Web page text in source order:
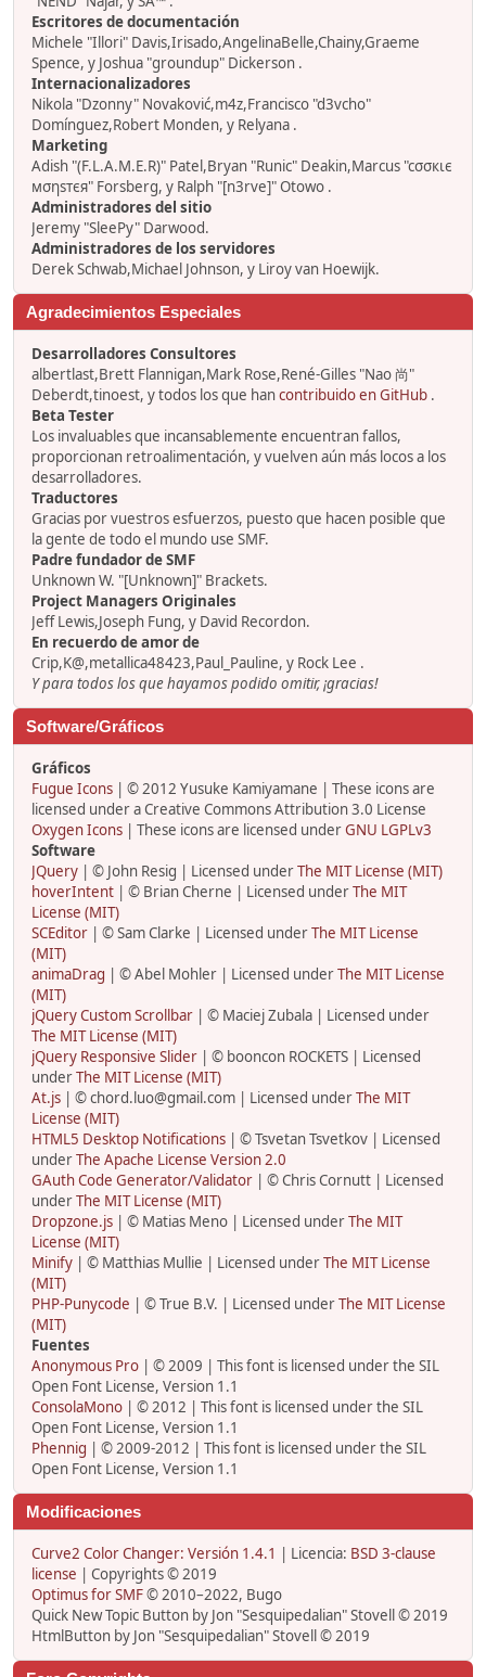
Escritores de documentación
Michele "Illori" Davis,Irisado,AngelinaBelle,Chainy,Graeme
Spence, y Joshua "groundup" Dickerson .
Internacionalizadores
Nikola "Dzonny" Novaković,m4z,Francisco "d3vcho"
Domínguez,Robert Monden, y Relyana .
Marketing
Adish "(F.L.A.M.E.R)" Patel,Bryan "Runic" Deakin,Marcus "cσσкιє
мσηѕтєя" Forsberg, y Ralph "[n3rve]" Otowo .
Administradores del sitio
Jeremy "SleePy" Darwood.
Administradores de los servidores
Derek Schwab,Michael Johnson, y Liroy van Hoewijk.
Agradecimientos Especiales
Desarrolladores Consultores
albertlast,Brett Flannigan,Mark Rose,René-Gilles "Nao 尚"
Deberdt,tinoest, y todos los que hancontribuido en GitHub .
Beta Tester
Los invaluables que incansablemente encuentran fallos,
proporcionan retroalimentación, y vuelven aún más locos a los
desarrolladores.
Traductores
Gracias por vuestros esfuerzos, puesto que hacen posible que
la gente de todo el mundo use SMF.
Padre fundador de SMF
Unknown W. "[Unknown]" Brackets.
Project Managers Originales
Jeff Lewis,Joseph Fung, y David Recordon.
En recuerdo de amor de
Crip,K@,metallica48423,Paul_Pauline, y Rock Lee .
Y para todos los que hayamos podido omitir, ¡gracias!
Software/Gráficos
Gráficos
Fugue Icons | © 2012 Yusuke Kamiyamane | These icons are
licensed under a Creative Commons Attribution 3.0 License
Oxygen Icons | These icons are licensed underGNU LGPLv3
Software
JQuery | © John Resig | Licensed underThe MIT License (MIT)
hoverIntent | © Brian Cherne | Licensed underThe MIT
License (MIT)
SCEditor | © Sam Clarke | Licensed underThe MIT License
(MIT)
animaDrag | © Abel Mohler | Licensed underThe MIT License
(MIT)
jQuery Custom Scrollbar | © Maciej Zubala | Licensed under
The MIT License (MIT)
jQuery Responsive Slider | © booncon ROCKETS | Licensed
underThe MIT License (MIT)
At.js | © chord.luo@gmail.com | Licensed underThe MIT
License (MIT)
HTML5 Desktop Notifications | © Tsvetan Tsvetkov | Licensed
underThe Apache License Version 2.0
GAuth Code Generator/Validator | © Chris Cornutt | Licensed
underThe MIT License (MIT)
Dropzone.js | © Matias Meno | Licensed underThe MIT
License (MIT)
Minify | © Matthias Mullie | Licensed underThe MIT License
(MIT)
PHP-Punycode | © True B.V. | Licensed underThe MIT License
(MIT)
Fuentes
Anonymous Pro | © 2009 | This font is licensed under the SIL
Open Font License, Version 1.1
ConsolaMono | © 2012 | This font is licensed under the SIL
Open Font License, Version 1.1
Phennig | © 2009-2012 | This font is licensed under the SIL
Open Font License, Version 1.1
Modificaciones
Curve2 Color Changer: Versión 1.4.1 | Licencia: BSD 3-clause
license | Copyrights © 2019
Optimus for SMF© 2010–2022, Bugo
Quick New Topic Button by Jon "Sesquipedalian" Stovell © 2019
HtmlButton by Jon "Sesquipedalian" Stovell © 2019